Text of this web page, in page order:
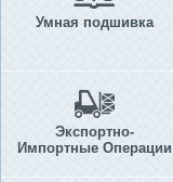
Умная подшивка
Экспортно-
Импортные Операции